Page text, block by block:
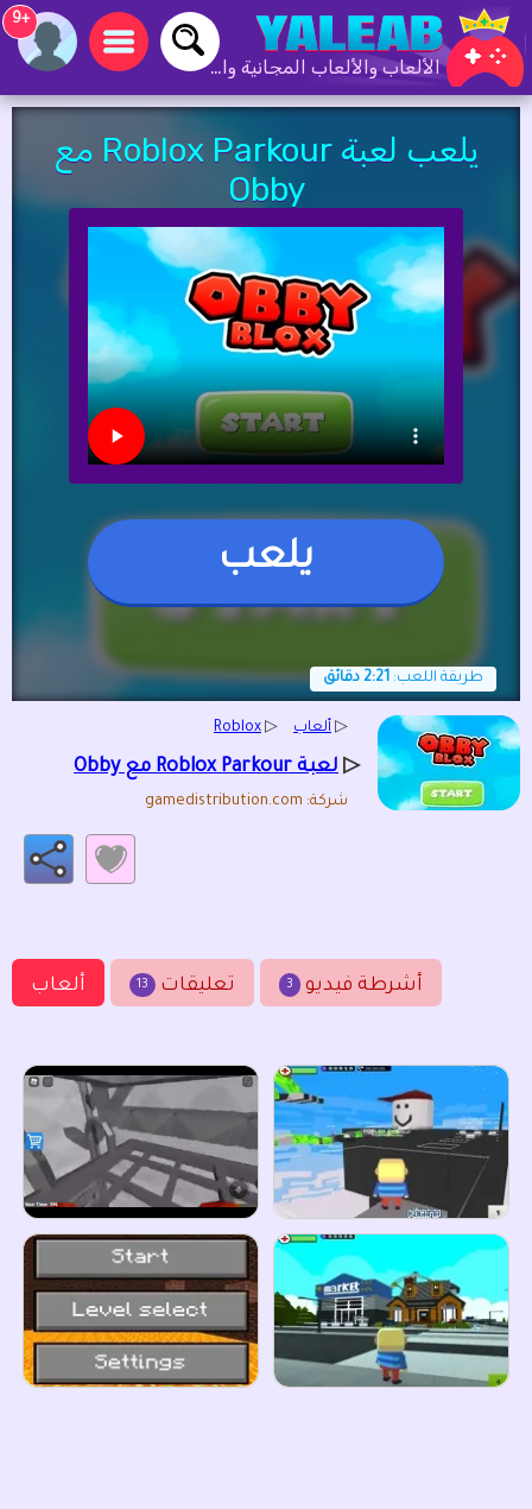
الألعاب والألعاب المجانية والألعاب عبر الإنترنت
+9
يلعب لعبة Roblox Parkour مع
Obby
يلعب
طريقة اللعب: 2:21 دقائق
▷ ألعاب ▷
Roblox
▷ لعبة Roblox Parkour مع Obby
شركة: gamedistribution.com
ألعاب 13 تعليقات 3 أشرطة فيديو